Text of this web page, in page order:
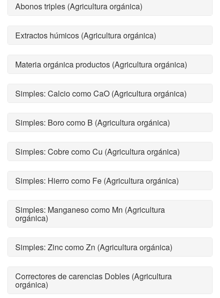
Abonos triples (Agricultura orgánica)
Extractos húmicos (Agricultura orgánica)
Materia orgánica productos (Agricultura orgánica)
Simples: Calcio como CaO (Agricultura orgánica)
Simples: Boro como B (Agricultura orgánica)
Simples: Cobre como Cu (Agricultura orgánica)
Simples: Hierro como Fe (Agricultura orgánica)
Simples: Manganeso como Mn (Agricultura
orgánica)
Simples: Zinc como Zn (Agricultura orgánica)
Correctores de carencias Dobles (Agricultura
orgánica)